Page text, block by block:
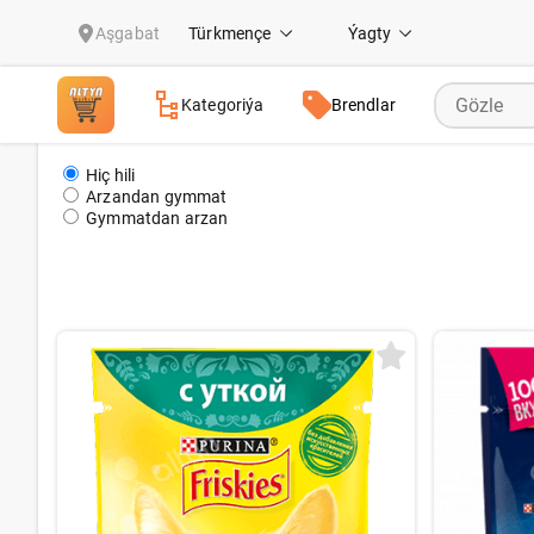
Aşgabat Türkmençe Ýagty
Kategoriýa Brendlar
Hiç hili
Arzandan gymmat
Gymmatdan arzan